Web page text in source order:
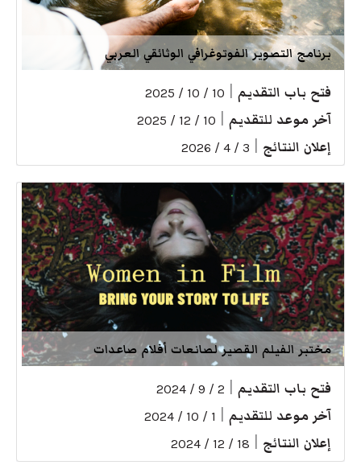
برنامج التصوير الفوتوغرافي الوثائقي العربي
فتح باب التقديم 10 / 10 / 2025
آخر موعد للتقديم 10 / 12 / 2025
إعلان النتائج 3 / 4 / 2026
مختبر الفيلم القصير لصانعات أفلام صاعدات
فتح باب التقديم 2 / 9 / 2024
آخر موعد للتقديم 1 / 10 / 2024
إعلان النتائج 18 / 12 / 2024